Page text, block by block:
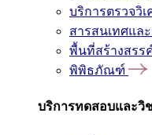
บริการตรวจวิ
สารสนเทศแล
พื้นที่สร้างสรร
พิพิธภัณฑ์
บริการทดสอบและวิ